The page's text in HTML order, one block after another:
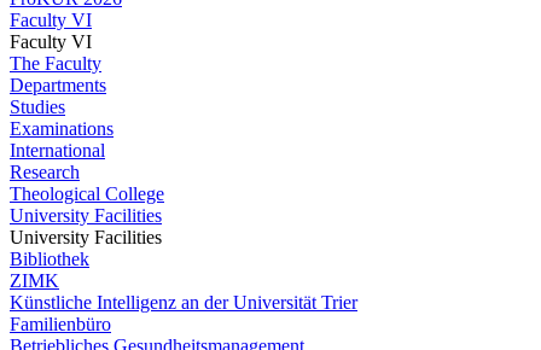
Faculty VI
Faculty VI
The Faculty
Departments
Studies
Examinations
International
Research
Theological College
University Facilities
University Facilities
Bibliothek
ZIMK
Künstliche Intelligenz an der Universität Trier
Familienbüro
Betriebliches Gesundheitsmanagement